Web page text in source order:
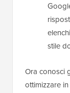
stile
Ora conosci
ottimizzare